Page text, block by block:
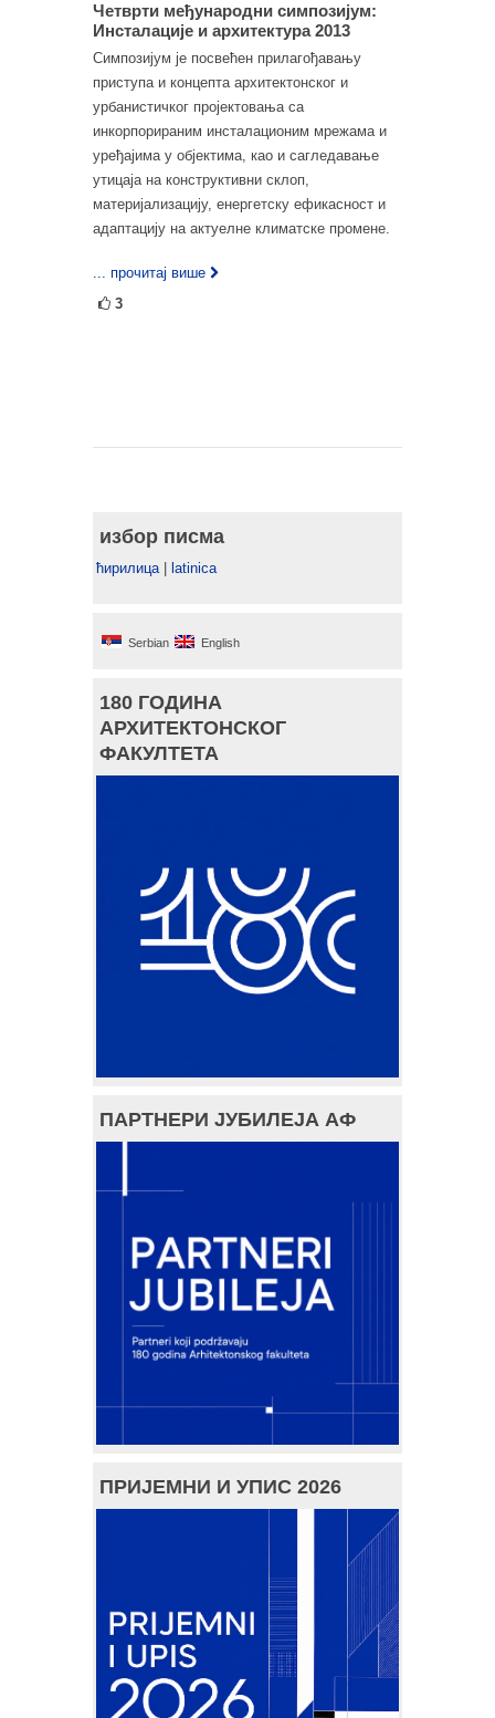
Четврти међународни симпозијум:
Инсталације и архитектура 2013
Симпозијум је посвећен прилагођавању
приступа и концепта архитектонског и
урбанистичког пројектовања са
инкорпорираним инсталационим мрежама и
уређајима у објектима, као и сагледавање
утицаја на конструктивни склоп,
материјализацију, енергетску ефикасност и
адаптацију на актуелне климатске промене.
... прочитај више
3
избор писма
ћирилица| latinica
Serbian English
180 ГОДИНА
АРХИТЕКТОНСКОГ
ФАКУЛТЕТА
ПАРТНЕРИ ЈУБИЛЕЈА АФ
ПРИЈЕМНИ И УПИС 2026